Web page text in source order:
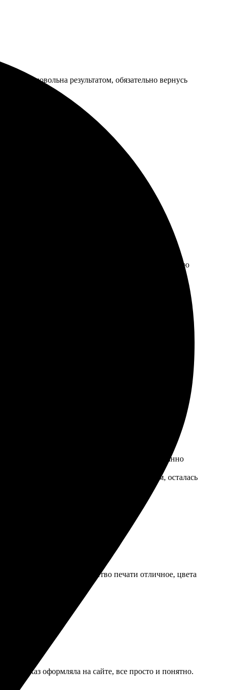
Очень довольна результатом, обязательно вернусь
оформления!
все подробно объяснили по заказу. Рекомендую
цвета яркие. Получил заказ на следующий
на сайт, и все прошло очень быстро. Неожиданно
и это не передать словами. В целом, осталась
доставили вовремя. Качество печати отличное, цвета
Заказ оформляла на сайте, все просто и понятно.